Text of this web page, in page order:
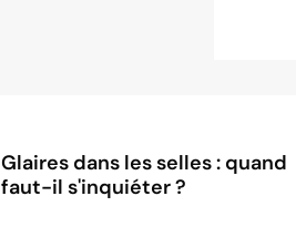
Glaires dans les selles : quand
faut-il s'inquiéter ?